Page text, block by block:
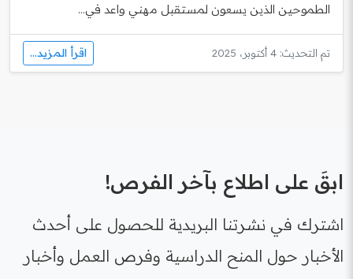
الطموحين الذين يسعون لمستقبل مهني واعد في...
تم التحديث: 4 أكتوبر، 2025 اقرأ المزيد...
ابقَ على اطلاع بآخر الفرص!
اشترك في نشرتنا البريدية للحصول على أحدث
الأخبار حول المنح الدراسية وفرص العمل وأخبار